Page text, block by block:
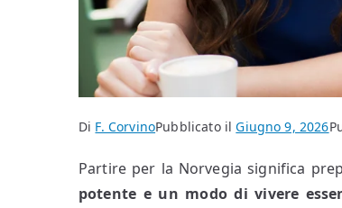
Di F. CorvinoPubblicato ilGiugno 9, 2026
Partire per la Norvegia significa
potente e un modo di vivere